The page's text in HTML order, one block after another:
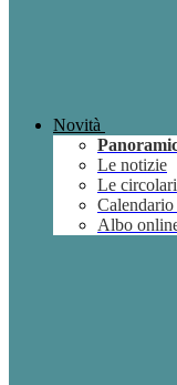
Novità
Le notizie
Le circolari
Calendario
Albo